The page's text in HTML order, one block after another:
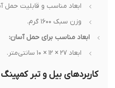
ابعاد مناسب و قابلیت حمل آسان.
وزن سبک ۱۶۰۰ گرم.
ابعاد مناسب برای حمل آسان:
ابعاد ۲۷ × ۱۲ × ۱۰ سانتی‌متر.
کاربردهای بیل و تبر کمپینگ yuantoos: